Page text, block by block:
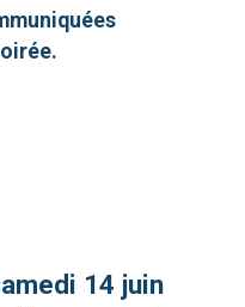
14 juin